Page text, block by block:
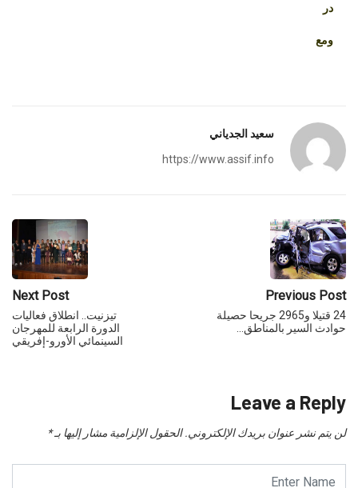
در
ومع
سعيد الجدياني
https://www.assif.info
Previous Post
24 قتيلا و2965 جريحا حصيلة
حوادث السير بالمناطق…
Next Post
تيزنيت.. انطلاق فعاليات
الدورة الرابعة للمهرجان
السينمائي الأورو-إفريقي
Leave a Reply
لن يتم نشر عنوان بريدك الإلكتروني. الحقول الإلزامية مشار إليها بـ*